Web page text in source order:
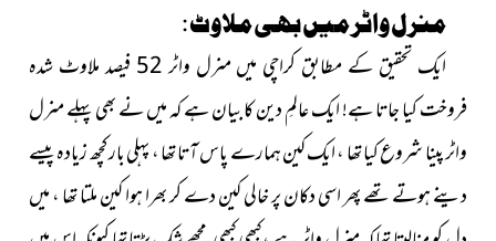
منرل واٹر میں بھی ملاوٹ :
ایک تحقیق کے مطابق کراچی میں منرل واٹر 52 فیصد ملاوٹ شدہ
فروخت کیا جاتا ہے! ایک عالمِ دین کا بیان ہے کہ میں نے بھی پہلے منرل
واٹر پینا شروع کیا تھا ، ایک کین ہمارے پاس آتا تھا ، پہلی بار کچھ زیادہ پیسے
دینے ہوتے تھے پھر اسی دکان پر خالی کین دے کر بھرا ہوا کین ملتا تھا ، میں